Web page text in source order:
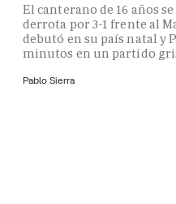
El canterano de 16 años
derrota por 3-1 frente al
debutó en su país natal y
minutos en un partido
Pablo Sierra